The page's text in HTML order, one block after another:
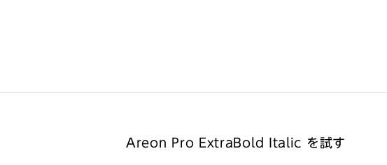
Areon Pro ExtraBold Italic を試す